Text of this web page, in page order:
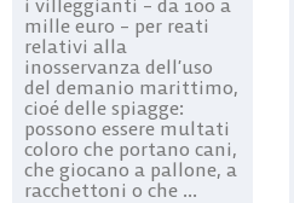
mille euro – per reati
relativi alla
inosservanza dell’uso
del demanio marittimo,
cioé delle spiagge:
possono essere multati
coloro che portano cani,
che giocano a pallone, a
racchettoni o che ...